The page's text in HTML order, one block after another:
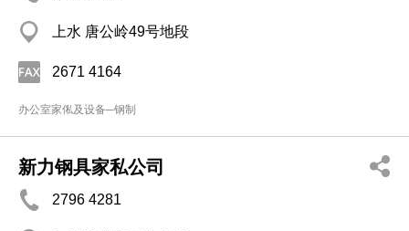
上水 唐公岭49号地段
2671 4164
办公室家俬及设备─钢制
新力钢具家私公司
2796 4281